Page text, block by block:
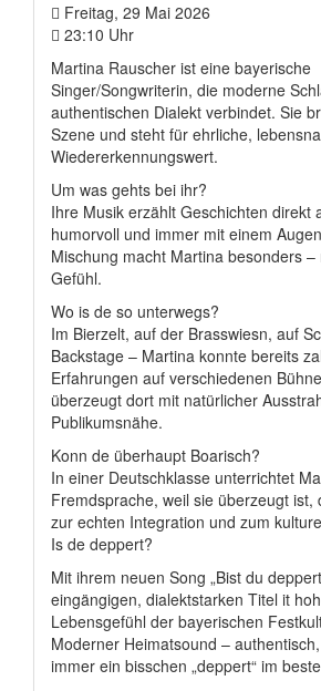
Freitag, 29 Mai 2026
23:10 Uhr
Martina Rauscher ist eine bayerische
Singer/Songwriterin, die moderne
authentischen Dialekt verbindet. Sie
Szene und steht für ehrliche,
Wiedererkennungswert.
Um was gehts bei ihr?
Ihre Musik erzählt Geschichten direkt
humorvoll und immer mit einem
Mischung macht Martina besonders
Gefühl.
Wo is de so unterwegs?
Im Bierzelt, auf der Brasswiesn, auf
Backstage – Martina konnte bereits
Erfahrungen auf verschiedenen
überzeugt dort mit natürlicher
Publikumsnähe.
Konn de überhaupt Boarisch?
In einer Deutschklasse unterrichtet
Fremdsprache, weil sie überzeugt ist,
zur echten Integration und zum
Is de deppert?
Mit ihrem neuen Song „Bist du
eingängigen, dialektstarken Titel it
Lebensgefühl der bayerischen
Moderner Heimatsound –
immer ein bisschen „deppert“ im